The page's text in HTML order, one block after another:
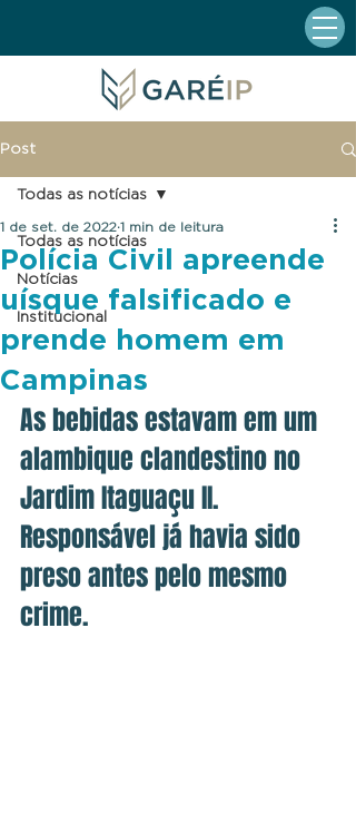
Post
Todas as notícias
Notícias
Institucional
Todas as notícias
Polícia Civil apreende
uísque falsificado e
prende homem em
Campinas
1 de set. de 2022 1 min de leitura
As bebidas estavam em um
alambique clandestino no
Jardim Itaguaçu II.
Responsável já havia sido
preso antes pelo mesmo
crime.